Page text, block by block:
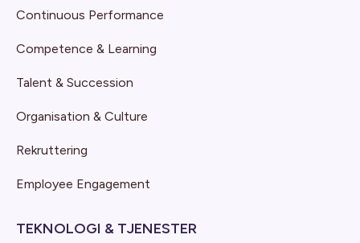
Continuous Performance
Competence & Learning
Talent & Succession
Organisation & Culture
Rekruttering
Employee Engagement
TEKNOLOGI & TJENESTER